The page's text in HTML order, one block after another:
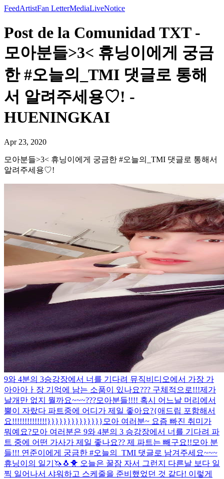
FeedArtistFan LetterMediaLiveNotice
Post de la Comunidad TXT -
모아분들>3< 휴닝이에게 궁금
한 #오늘의_TMI 댓글로 통해
서 알려주세용♡! -
HUENINGKAI
Apr 23, 2020
모아분들>3< 휴닝이에게 궁금한 #오늘의_TMI 댓글로 통해서
알려주세용♡!
9와 4분의 3승강장에서 너를 기다려 뮤직비디오에서 가장 가
아아아ㅏ장 기억에 남는 소품이 있나요??? 구체적으로!!!제가
날개만 없지 뭘까요~~~???모아분들!!!! 혹시 어느날 머리에서
뿔이 자랐다 파트중에 어디가 제일 좋아요?{애드립 포함해서
요!!!!!!!!!!!!!!}}}}}}}}}}}}}} 모아 여러분~ 요즘 빠진 취미가
뭐예요?모아 여러분은 9와 4분의 3 승강장에서 너를 기다려 파
트 중에 어떤 가사가 제일 좋나요?? 제 파트는 빼구요!! 모아 분
들!!! 연준이에게 궁금한 #오늘의_TMI 댓글로 남겨주세요~~~
휴닝이의 일기🦄🐧🐥 오늘은 꿀잠 자서 그런지 다른날 보다 일
찍 일어나서 샤워하고 스케줄을 준비했었던 것 같다! 이렇게